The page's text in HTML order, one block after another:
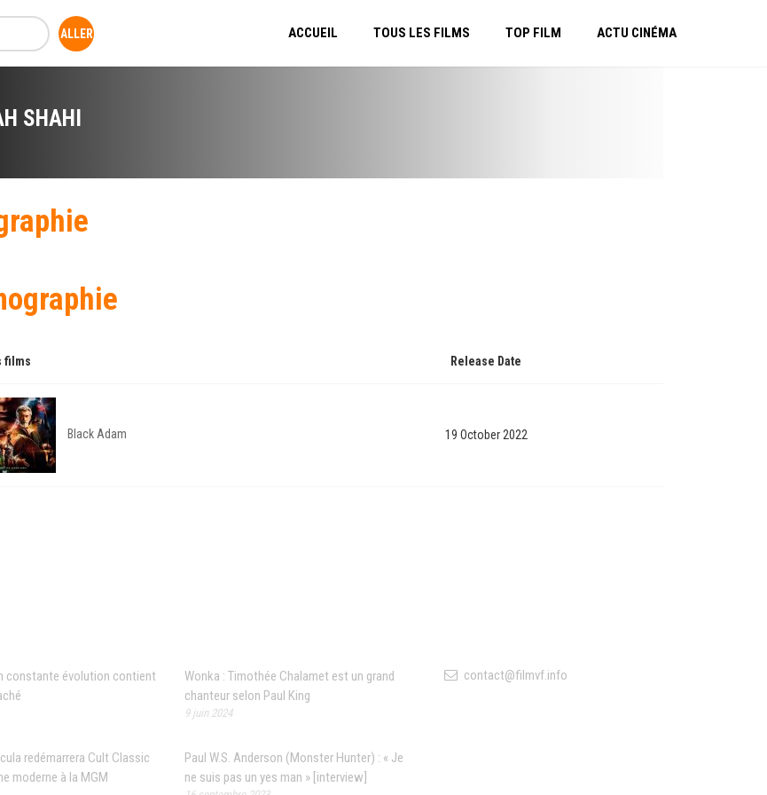
ACCUEIL TOUS LES FILMS TOP FILM ACTU CINÉMA
SHAHI
films Release Date
Black Adam 19 October 2022
constante évolution contient
redémarrera Cult Classic
moderne à la MGM
Wonka : Timothée Chalamet est un grand
chanteur selon Paul King
9 juin 2024
Paul W.S. Anderson (Monster Hunter) : « Je
ne suis pas un yes man » [interview]
contact@filmvf.info